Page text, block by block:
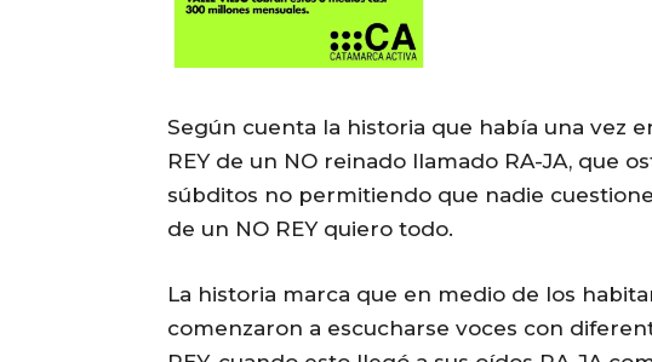
Según cuenta la historia que había una vez
REY de un NO reinado llamado RA-JA, que
súbditos no permitiendo que nadie
de un NO REY quiero todo.
La historia marca que en medio de los
comenzaron a escucharse voces con